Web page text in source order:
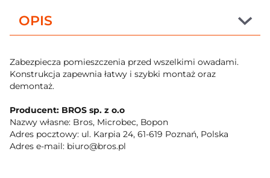
OPIS
Zabezpiecza pomieszczenia przed wszelkimi owadami.
Konstrukcja zapewnia łatwy i szybki montaż oraz
demontaż.
Producent: BROS sp. z o.o
Nazwy własne: Bros, Microbec, Bopon
Adres pocztowy: ul. Karpia 24, 61-619 Poznań, Polska
Adres e-mail: biuro@bros.pl